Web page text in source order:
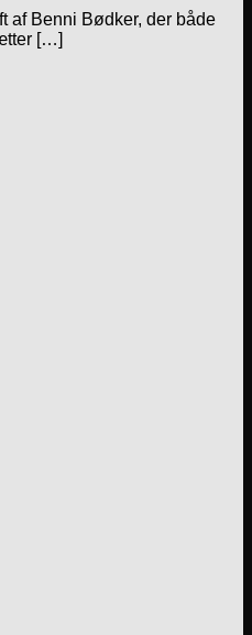
af Benni Bødker, der både
[…]